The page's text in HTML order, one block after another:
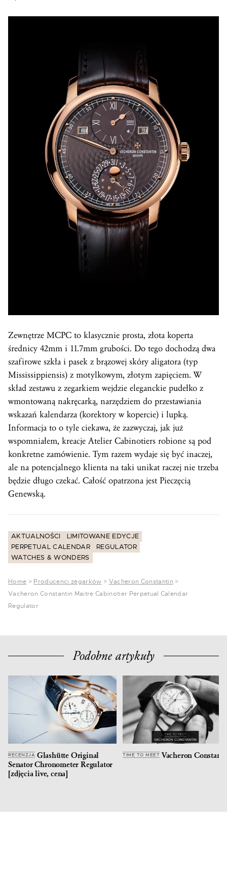
Zewnętrze MCPC to klasycznie prosta, złota koperta
średnicy 42mm i 11.7mm grubości. Do tego dochodzą dwa
szafirowe szkła i pasek z brązowej skóry aligatora (typ
Mississippiensis) z motylkowym, złotym zapięciem. W
skład zestawu z zegarkiem wejdzie eleganckie pudełko z
wmontowaną nakręcarką, narzędziem do przestawiania
wskazań kalendarza (korektory w kopercie) i lupką.
Informacja to o tyle ciekawa, że zazwyczaj, jak już
wspomniałem, kreacje Atelier Cabinotiers robione są pod
konkretne zamówienie. Tym razem wydaje się być inaczej,
ale na potencjalnego klienta na taki unikat raczej nie trzeba
będzie długo czekać. Całość opatrzona jest Pieczęcią
Genewską.
AKTUALNOŚCI
LIMITOWANE EDYCJE
PERPETUAL CALENDAR
REGULATOR
WATCHES & WONDERS
Home > Producenci zegarków > Vacheron Constantin >
Vacheron Constantin Maitre Cabinotier Perpetual Calendar
Regulator
Podobne artykuły
RECENZJA Glashütte Original
Senator Chronometer Regulator
[zdjęcia live, cena]
TIME TO MEET Vacheron